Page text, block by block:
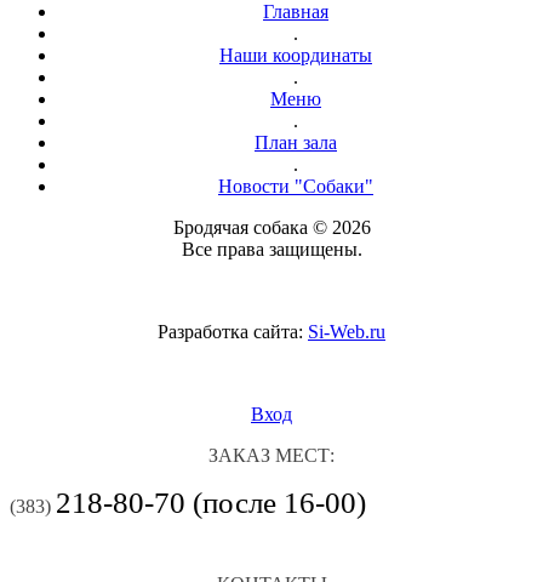
Главная
.
Наши координаты
.
Меню
.
План зала
.
Новости "Собаки"
Бродячая собака © 2026
Все права защищены.
Разработка сайта: Si-Web.ru
Вход
ЗАКАЗ МЕСТ:
(383) 218-80-70 (после 16-00)